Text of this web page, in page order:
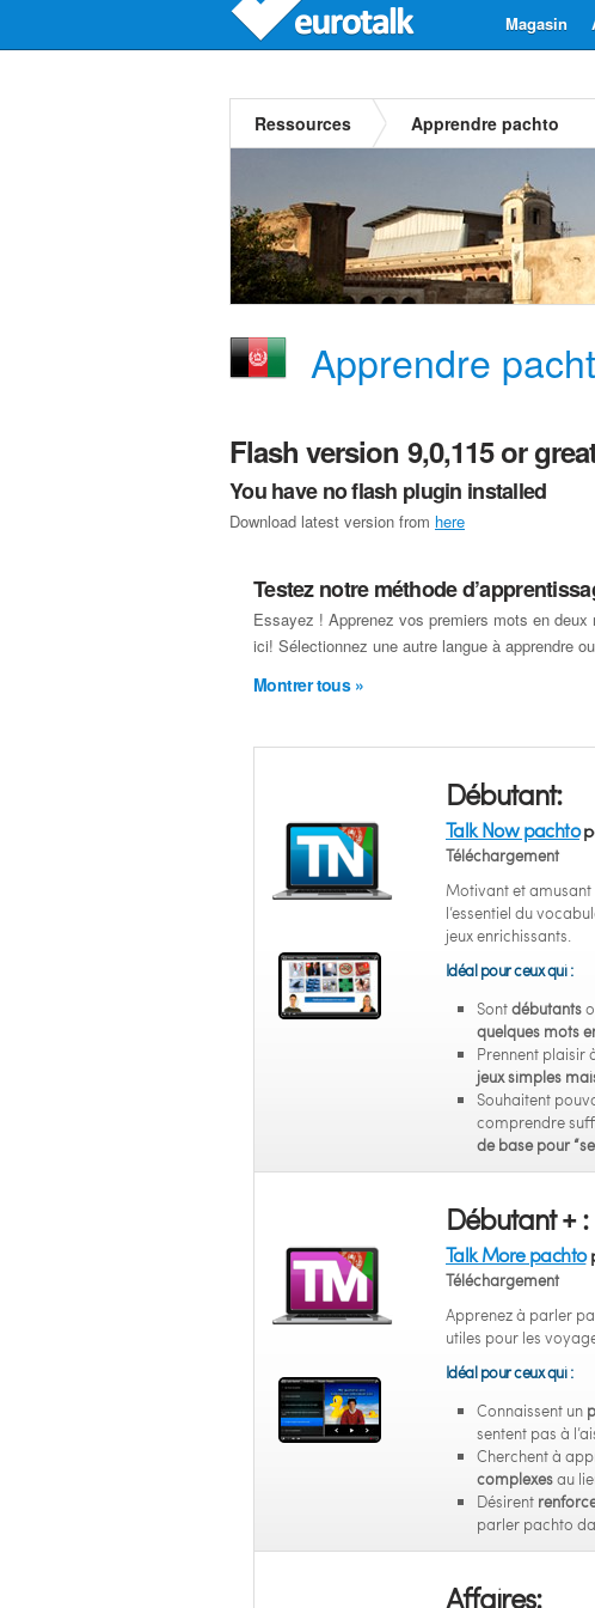
Magasin
Ressources Apprendre pachto
Apprendre
Flash version 9,0,115 or
You have no flash plugin installed
Download latest version from here
Testez notre méthode
Essayez ! Apprenez vos premiers mots en
ici! Sélectionnez une autre langue à apprendre
Montrer tous »
Débutant:
Talk Now pachto
Téléchargement
Motivant et
l’essentiel du
jeux enrichissants.
Idéal pour ceux qui :
Sontdébutants
quelques mots
Prennent plaisir
jeux simples
Souhaitent
comprendre
de base pour
Débutant + :
Talk More pachto
Téléchargement
Apprenez à parler
utiles pour les
Idéal pour ceux qui :
Connaissent un
sentent pas à
Cherchent à
complexesau
Désirent
parler pachto
Affaires: